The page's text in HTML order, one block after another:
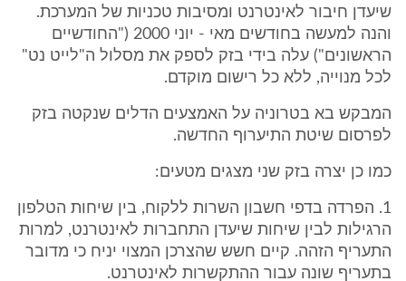
שיעדן חיבור לאינטרנט ומסיבות טכניות של המערכת.
והנה למעשה בחודשים מאי - יוני 2000 ("החודשיים
הראשונים") עלה בידי בזק לספק את מסלול ה"לייט נט"
לכל מנוייה, ללא כל רישום מוקדם.
המבקש בא בטרוניה על האמצעים הדלים שנקטה בזק
לפרסום שיטת התיערוף החדשה.
כמו כן יצרה בזק שני מצגים מטעים:
1. הפרדה בדפי חשבון השרות ללקוח, בין שיחות הטלפון
הרגילות לבין שיחות שיעדן התחברות לאינטרנט, למרות
התעריף הזהה. קיים חשש שהצרכן המצוי יניח כי מדובר
בתעריף שונה עבור ההתקשרות לאינטרנט.